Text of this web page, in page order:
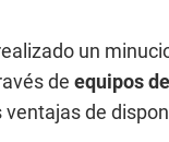
un
de equipos
ventajas de